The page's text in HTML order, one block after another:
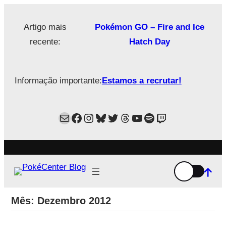
Artigo mais
recente:
Pokémon GO – Fire and Ice
Hatch Day
Informação importante:Estamos a recrutar!
MailFacebook
Instagram
Bluesky
Twitter
Estamos no Threads!
YouTube
Spotify
Twitch
Mês: Dezembro 2012